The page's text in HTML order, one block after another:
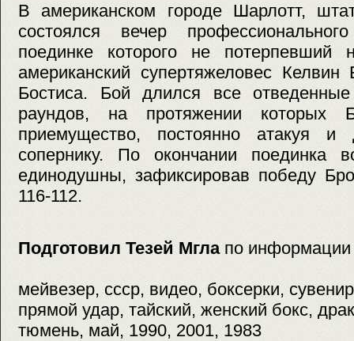
В американском городе Шарлотт,
состоялся вечер
поединке которого не потерпевший
американский супертяжеловес
Бостиса. Бой длился все
раундов, на протяжении которых
приемущество, постоянно атакуя и
сопернику. По окончании поединка
единодушны, зафиксировав победу
116-112.
Подготовил Тезей Мгла по
мейвезер, ссср, видео, боксерки,
прямой удар, тайский, женский бокс,
тюмень, май, 1990, 2001, 1983